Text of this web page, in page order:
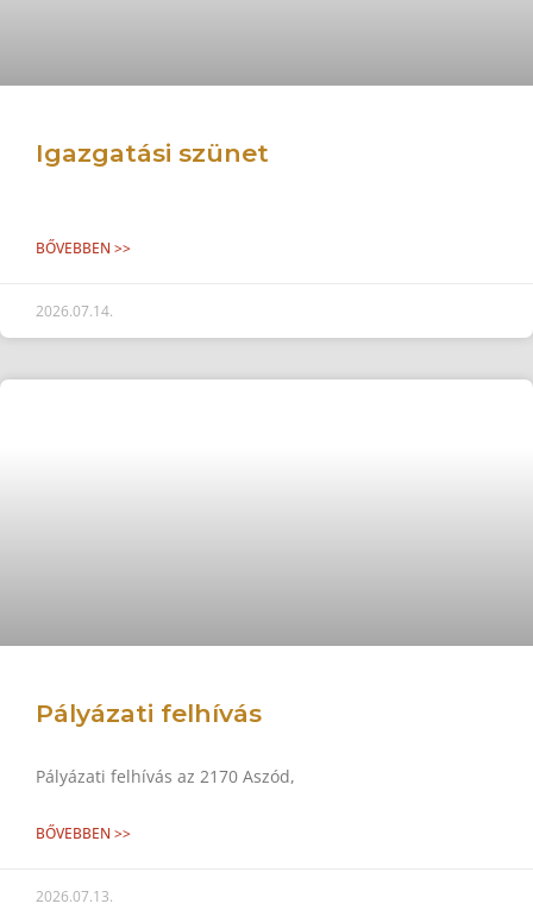
Igazgatási szünet
BŐVEBBEN >>
2026.07.14.
Pályázati felhívás
Pályázati felhívás az 2170 Aszód,
BŐVEBBEN >>
2026.07.13.